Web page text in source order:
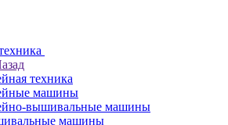
техника
машины
вышивальные машины
машины